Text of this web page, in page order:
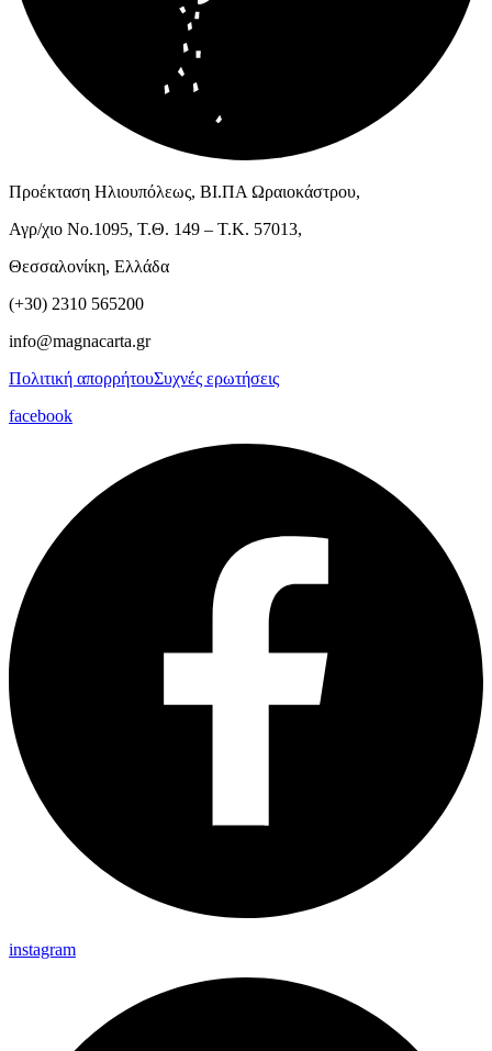
Προέκταση Ηλιουπόλεως, ΒΙ.ΠΑ Ωραιοκάστρου,
Αγρ/χιο Νο.1095, Τ.Θ. 149 – Τ.Κ. 57013,
Θεσσαλονίκη, Ελλάδα
(+30) 2310 565200
info@magnacarta.gr
Πολιτική απορρήτουΣυχνές ερωτήσεις
facebook
instagram